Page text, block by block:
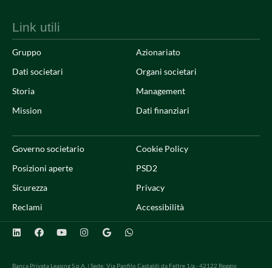
Link utili
Gruppo
Dati societari
Storia
Mission
Azionariato
Organi societari
Management
Dati finanziari
Governo societario
Posizioni aperte
Sicurezza
Reclami
Cookie Policy
PSD2
Privacy
Accessibilità
Banca Privata Leasing S.p.A. | Sede: Via Panfilo Castaldi da Feltre 1/a - 42122 Reggio